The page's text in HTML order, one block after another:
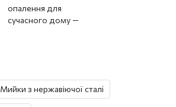
Мийки з нержавіючої сталі